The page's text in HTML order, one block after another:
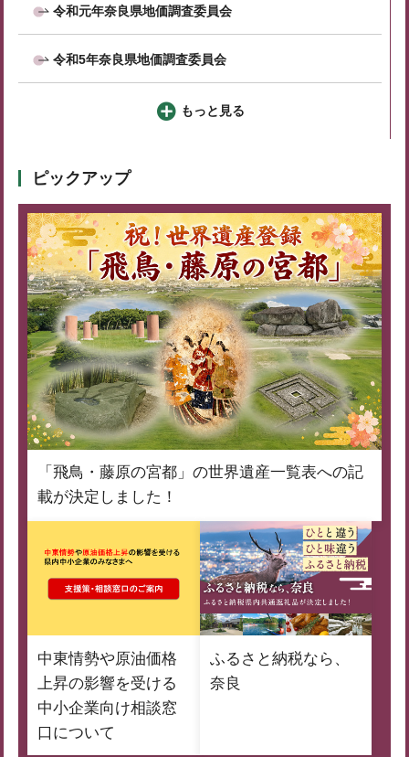
令和元年奈良県地価調査委員会
令和5年奈良県地価調査委員会
もっと見る
ピックアップ
「飛鳥・藤原の宮都」の世界遺産一覧表への記
載が決定しました！
中東情勢や原油価格
上昇の影響を受ける
中小企業向け相談窓
口について
ふるさと納税なら、
奈良